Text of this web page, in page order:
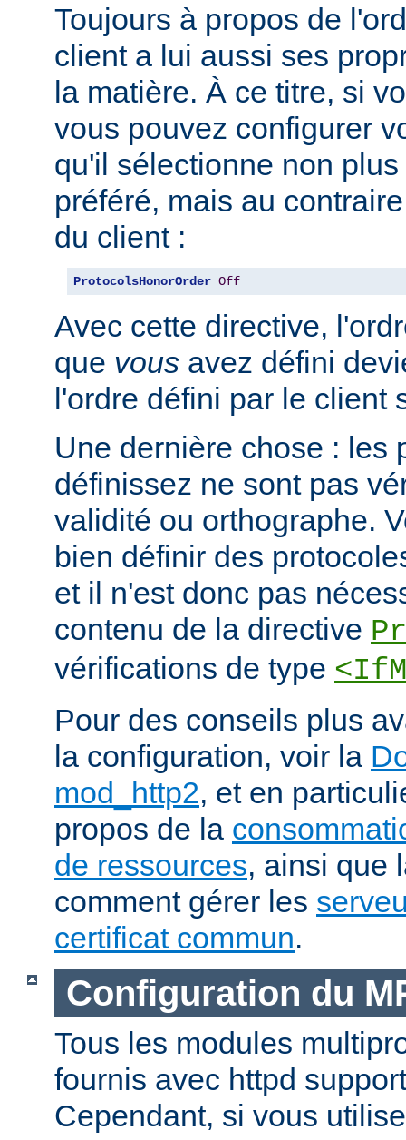
Toujours à propos de
client a lui aussi ses
la matière. À ce titre, si
vous pouvez configurer
qu'il sélectionne non
préféré, mais au
du client :
ProtocolsHonorOrder Off
Avec cette directive,
que vous avez défini
l'ordre défini par le client
Une dernière chose : les
définissez ne sont pas
validité ou orthographe.
bien définir des
et il n'est donc pas
contenu de la directive
vérifications de type
Pour des conseils plus
la configuration, voir la
mod_http2, et en
propos de la
de ressources, ainsi que
comment gérer les
certificat commun.
Configuration du
Tous les modules
fournis avec httpd
Cependant, si vous